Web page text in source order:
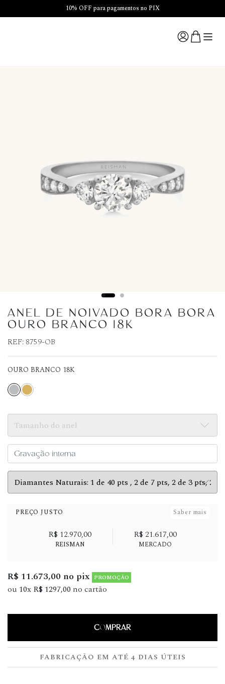
10% OFF para pagamentos no PIX
ANEL DE NOIVADO BORA BORA
OURO BRANCO 18K
REF: 8759-OB
OURO BRANCO 18K
PREÇO JUSTO Saber mais
R$ 12.970,00
REISMAN
R$ 21.617,00
MERCADO
R$ 11.673,00 no pix PROMOÇÃO
ou 10x R$ 1297,00 no cartão
COMPRAR
FABRICAÇÃO EM ATÉ 4 DIAS ÚTEIS